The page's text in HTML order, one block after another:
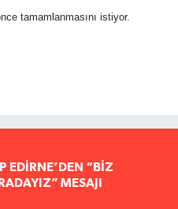
tamamlanmasını istiyor.
EDİRNE’DEN “BİZ
MESAJI